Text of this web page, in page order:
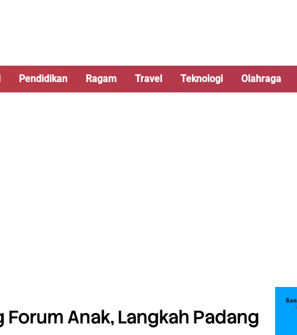
Pendidikan Ragam Travel Teknologi Olahraga
Anak, Langkah Padang